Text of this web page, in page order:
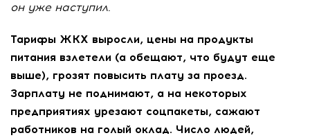
он уже наступил.
Тарифы ЖКХ выросли, цены на продукты
питания взлетели (а обещают, что будут еще
выше), грозят повысить плату за проезд.
Зарплату не поднимают, а на некоторых
предприятиях урезают соцпакеты, сажают
работников на голый оклад. Число людей,